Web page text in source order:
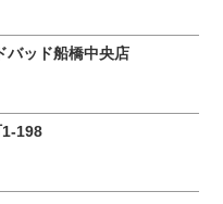
バッド船橋中央店
198